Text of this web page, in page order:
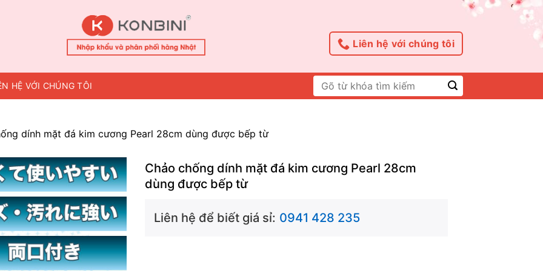
Liên hệ với chúng tôi
HỆ VỚI CHÚNG TÔI
Tìm
kiếm:
dính mặt đá kim cương Pearl 28cm dùng được bếp từ
Chảo chống dính mặt đá kim cương Pearl 28cm
dùng được bếp từ
Liên hệ để biết giá sỉ: 0941 428 235